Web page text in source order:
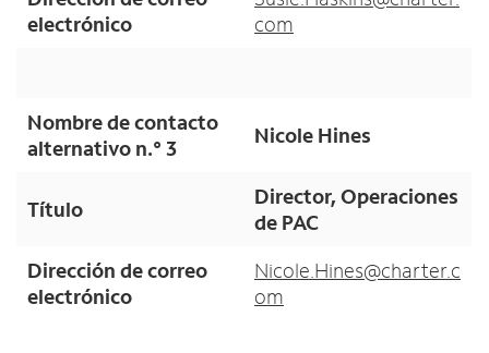
electrónico
com
Nombre de contacto
alternativo n.° 3
Nicole Hines
Título
Director, Operaciones
de PAC
Dirección de correo
electrónico
Nicole.Hines@charter.c
om